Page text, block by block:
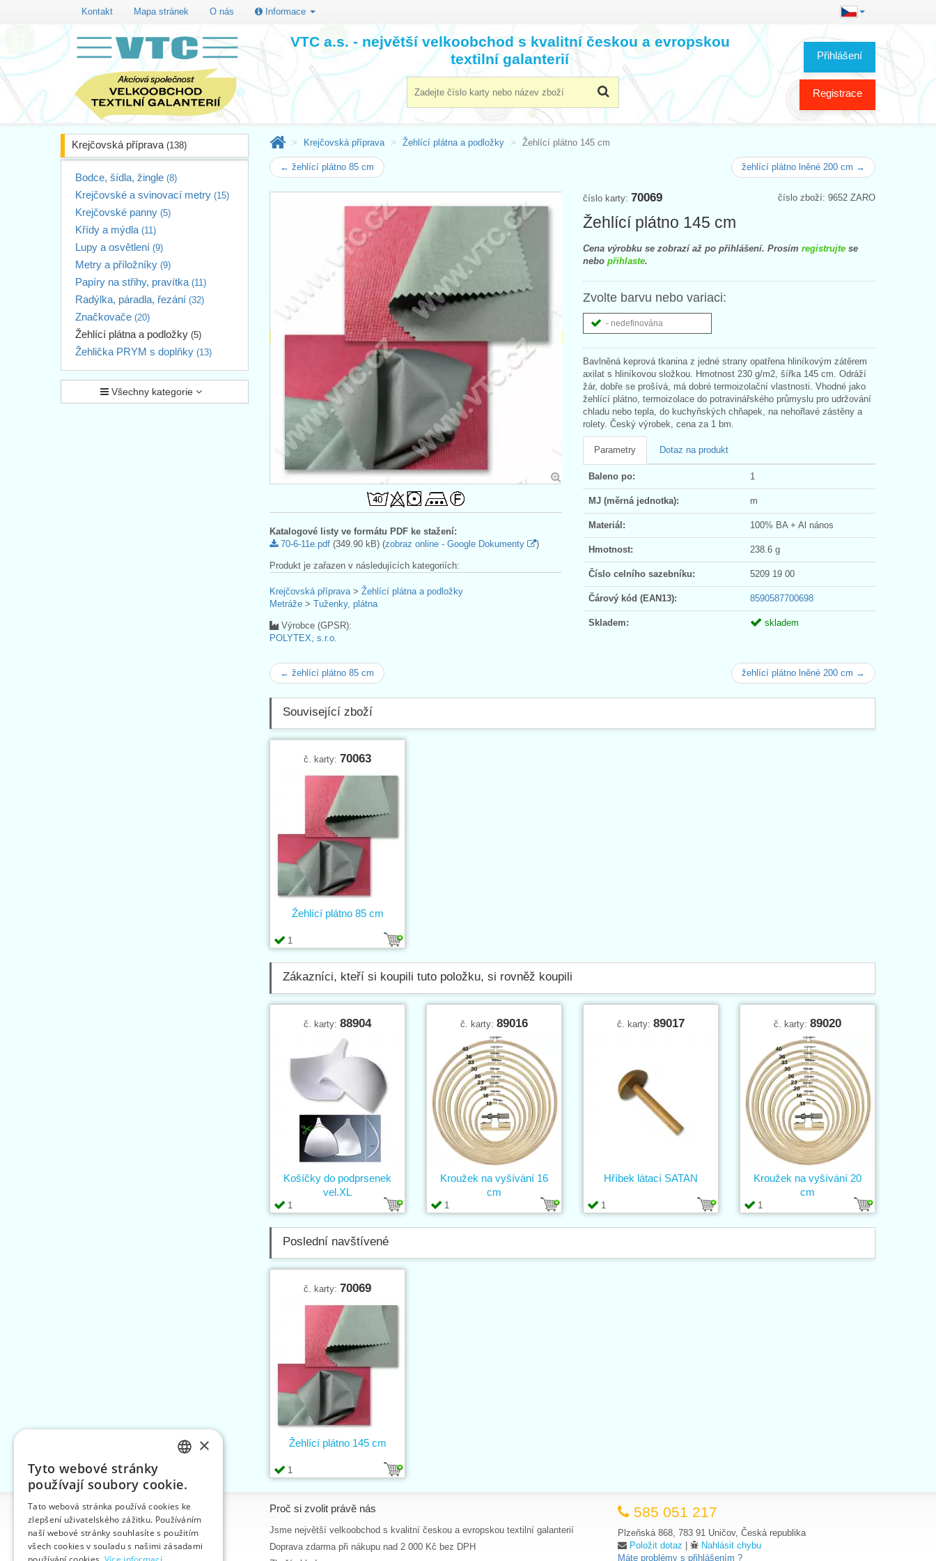
Kontakt Mapa stránek O nás Informace
Přihlášení
Registrace
VTC a.s. - největší velkoobchod s kvalitní českou a evropskou
textilní galanterií
Krejčovská příprava (138)
Bodce, šídla, žingle (8)
Krejčovské a svinovací metry (15)
Krejčovské panny (5)
Křídy a mýdla (11)
Lupy a osvětlení (9)
Metry a příložníky (9)
Papíry na střihy, pravítka (11)
Radýlka, páradla, řezání (32)
Značkovače (20)
Žehlící plátna a podložky (5)
Žehlička PRYM s doplňky (13)
Všechny kategorie
Krejčovská příprava Žehlící plátna a podložky Žehlící plátno 145 cm
← žehlící plátno 85 cm žehlící plátno lněné 200 cm →
číslo zboží: 9652 ZARO
číslo karty: 70069
Žehlící plátno 145 cm
Cena výrobku se zobrazí až po přihlášení. Prosím registrujte se
nebo přihlaste.
Zvolte barvu nebo variaci:
- nedefinována
Bavlněná keprová tkanina z jedné strany opatřena hliníkovým zátěrem
axilat s hliníkovou složkou. Hmotnost 230 g/m2, šířka 145 cm. Odráží
žár, dobře se prošívá, má dobré termoizolační vlastnosti. Vhodné jako
žehlící plátno, termoizolace do potravinářského průmyslu pro udržování
chladu nebo tepla, do kuchyňských chňapek, na nehořlavé zástěny a
rolety. Český výrobek, cena za 1 bm.
Parametry Dotaz na produkt
Baleno po: 1
MJ (měrná jednotka): m
Materiál: 100% BA + Al nános
Hmotnost: 238.6 g
Číslo celního sazebníku: 5209 19 00
Čárový kód (EAN13): 8590587700698
Skladem: skladem
Katalogové listy ve formátu PDF ke stažení:
70-6-11e.pdf (349.90 kB) (zobraz online - Google Dokumenty )
Produkt je zařazen v následujících kategoriích:
Krejčovská příprava > Žehlící plátna a podložky
Metráže > Tuženky, plátna
Výrobce (GPSR):
POLYTEX, s.r.o.
← žehlící plátno 85 cm žehlící plátno lněné 200 cm →
Související zboží
č. karty: 70063
1
Žehlící plátno 85 cm
Zákazníci, kteří si koupili tuto položku, si rovněž koupili
č. karty: 88904
1
Košíčky do podprsenek
vel.XL
č. karty: 89016
1
Kroužek na vyšívání 16
cm
č. karty: 89017
1
Hříbek látací SATAN
č. karty: 89020
1
Kroužek na vyšívání 20
cm
Poslední navštívené
č. karty: 70069
1
Žehlící plátno 145 cm
Informace
Úvodní strana
Kontakt
Proč si zvolit právě nás
Jsme největší velkoobchod s kvalitní českou a evropskou textilní galanterií
Doprava zdarma při nákupu nad 2 000 Kč bez DPH
585 051 217
Plzeňská 868, 783 91 Uničov, Česká republika
Položit dotaz |
Nahlásit chybu
Máte problémy s přihlášením ?
ENGLISH
GERMAN
×
Tyto webové stránky
používají soubory cookie.
Tato webová stránka používá cookies ke
zlepšení uživatelského zážitku. Používáním
naší webové stránky souhlasíte s použitím
všech cookies v souladu s našimi zásadami